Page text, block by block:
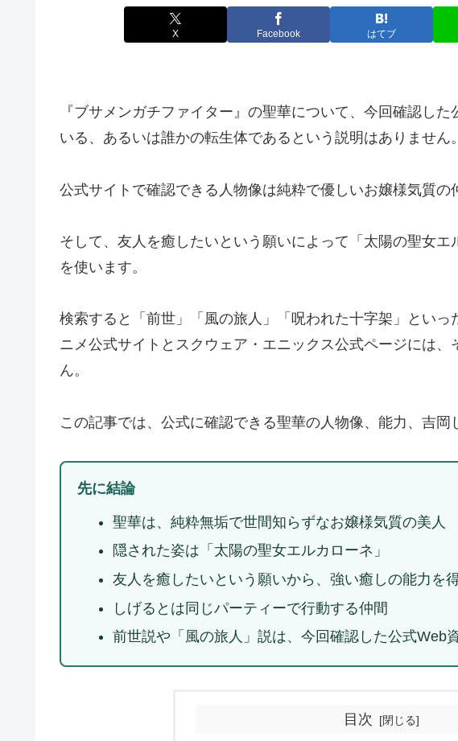
X Facebook はてブ
『ブサメンガチファイター』の聖華について、今回確認し
いる、あるいは誰かの転生体であるという説明はありません。
公式サイトで確認できる人物像は純粋で優しいお嬢様気質の
そして、友人を癒したいという願いによって「太陽の聖女
を使います。
検索すると「前世」「風の旅人」「呪われた十字架」とい
ニメ公式サイトとスクウェア・エニックス公式ページには
ん。
この記事では、公式に確認できる聖華の人物像、能力、吉岡
先に結論
聖華は、純粋無垢で世間知らずなお嬢様気質の美人
隠された姿は「太陽の聖女エルカローネ」
友人を癒したいという願いから、強い癒しの能力を
しげるとは同じパーティーで行動する仲間
前世説や「風の旅人」説は、今回確認した公式Web
目次